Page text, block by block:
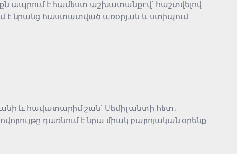
ապրում է համեստ աշխատանքով՝ հաշտվելով
է նրանց հաստատված առօրյան և ստիպում
և հավատարիմ շան՝ Սեմիլյանտի հետ։
դառնում է նրա միակ բարոյական օրենքը։